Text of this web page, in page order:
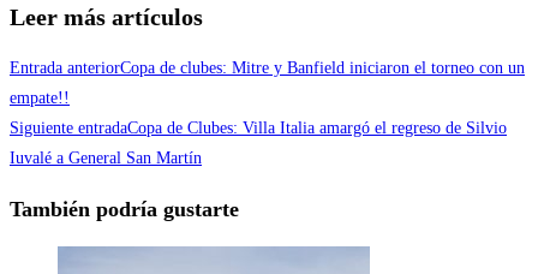
Leer más artículos
Entrada anteriorCopa de clubes: Mitre y Banfield iniciaron el torneo con un
empate!!
Siguiente entradaCopa de Clubes: Villa Italia amargó el regreso de Silvio
Iuvalé a General San Martín
También podría gustarte